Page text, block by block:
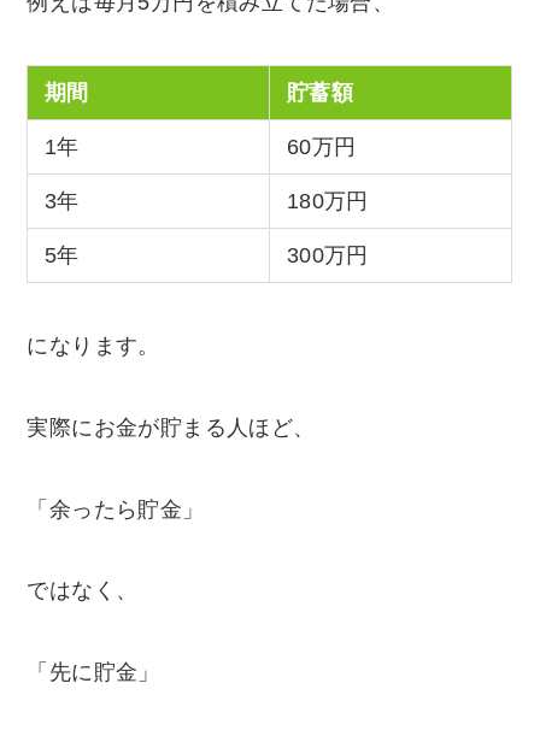
期間 貯蓄額
1年 60万円
3年 180万円
5年 300万円
になります。
実際にお金が貯まる人ほど、
「余ったら貯金」
ではなく、
「先に貯金」